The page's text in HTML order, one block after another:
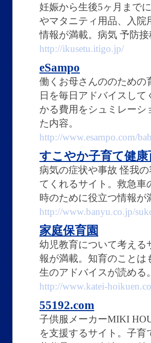
妊娠から生後5ヶ月まで
やマタニティ用品、入院
情報が満載。病気 予防
http://ikusetu.itigo.jp/
eSampo
働くお母さんののための
日を毎日アドバイスし
かる費用をシュミレー
た内容。
http://www.esampo.com/
すこやか子育て健康
病気の症状や事故 怪我
てくれるサイト。救急
時のために役立つ情報が
http://www.banyu.co.jp/
家庭保育園
幼児教育について考える
報が満載。知育のことは
生のアドバイスが読める。
http://www.katei-
55192.com
子供服メーカーMIKI
を支援するサイト。子